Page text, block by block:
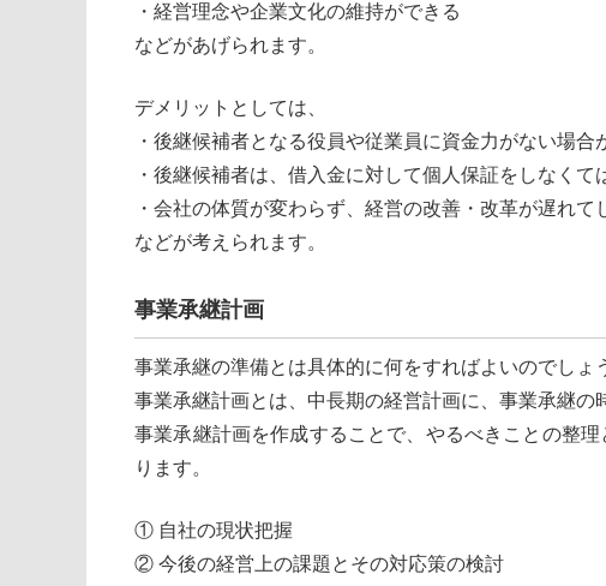
・経営理念や企業文化の維持ができる
などがあげられます。
デメリットとしては、
・後継候補者となる役員や従業員に資金力がない場合
・後継候補者は、借入金に対して個人保証をしなくて
・会社の体質が変わらず、経営の改善・改革が遅れて
などが考えられます。
事業承継計画
事業承継の準備とは具体的に何をすればよいのでしょ
事業承継計画とは、中長期の経営計画に、事業承継の
事業承継計画を作成することで、やるべきことの整
ります。
① 自社の現状把握
② 今後の経営上の課題とその対応策の検討